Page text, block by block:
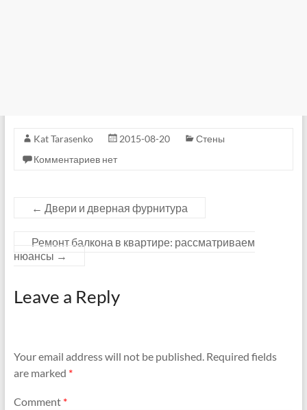
Kat Tarasenko 2015-08-20
Стены
Комментариев нет
← Двери и дверная фурнитура
Ремонт балкона в квартире: рассматриваем
нюансы →
Leave a Reply
Your email address will not be published. Required fields
are marked *
Comment *